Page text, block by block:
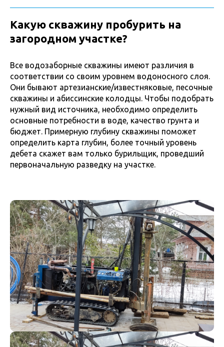
Какую скважину пробурить на
загородном участке?
Все водозаборные скважины имеют различия в
соответствии со своим уровнем водоносного слоя.
Они бывают артезианские/известняковые, песочные
скважины и абиссинские колодцы. Чтобы подобрать
нужный вид источника, необходимо определить
основные потребности в воде, качество грунта и
бюджет. Примерную глубину скважины поможет
определить карта глубин, более точный уровень
дебета скажет вам только бурильщик, проведший
первоначальную разведку на участке.